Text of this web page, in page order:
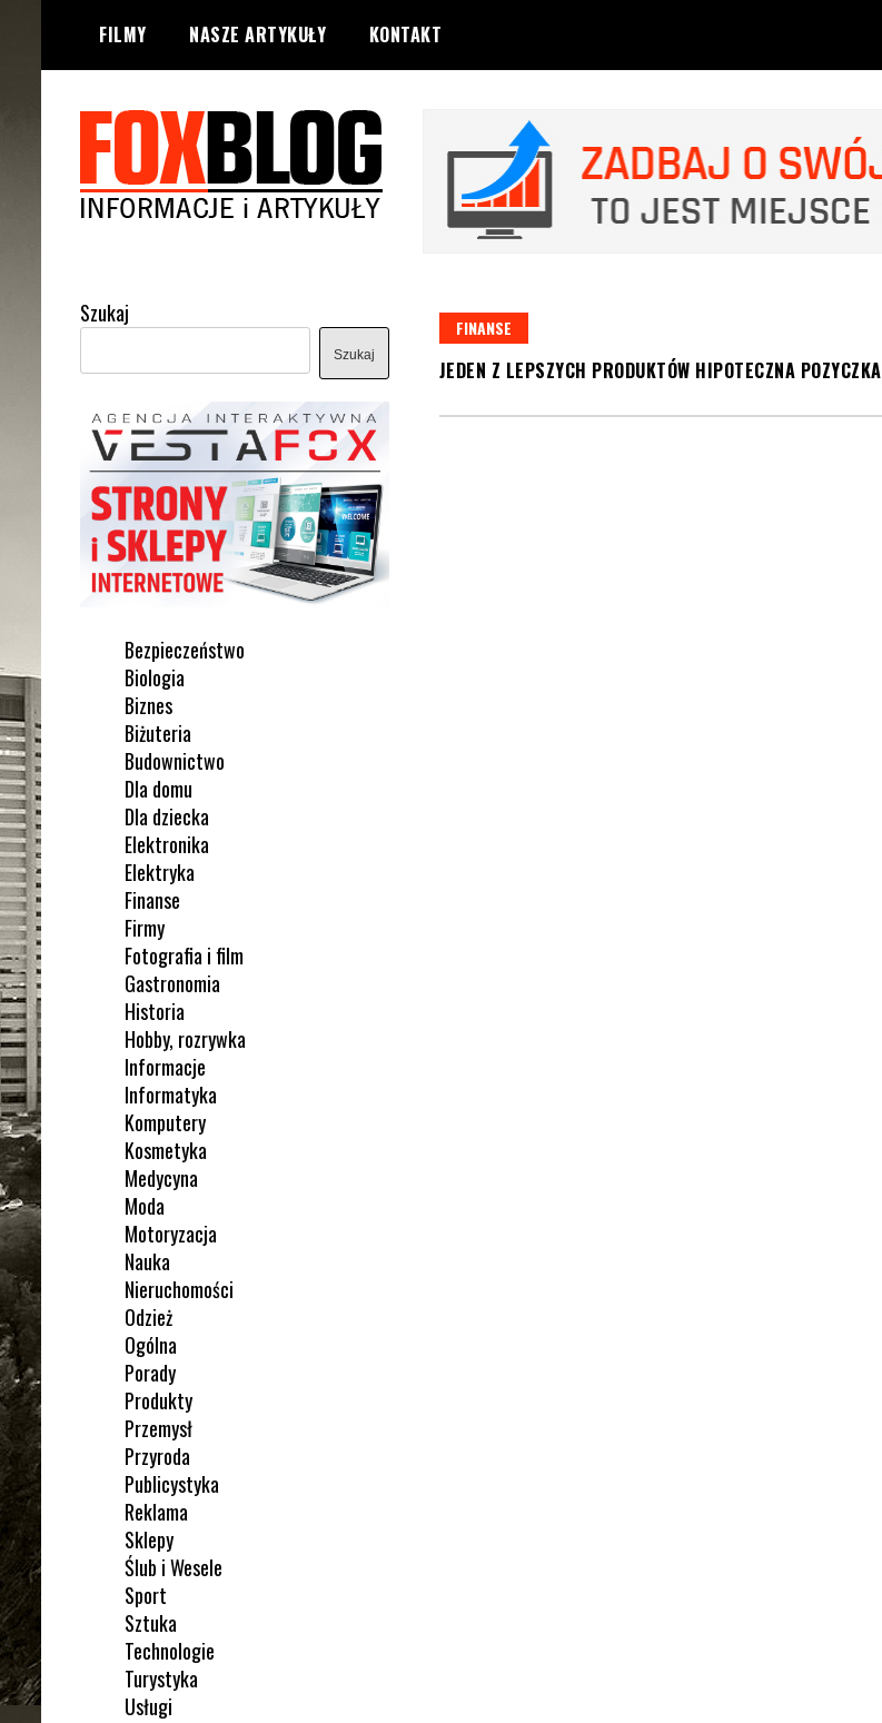
content
FILMY NASZE ARTYKUŁY KONTAKT
FINANSE
JEDEN Z LEPSZYCH PRODUKTÓW HIPOTECZNA POZYCZKA
Szukaj
Szukaj
Bezpieczeństwo
Biologia
Biznes
Biżuteria
Budownictwo
Dla domu
Dla dziecka
Elektronika
Elektryka
Finanse
Firmy
Fotografia i film
Gastronomia
Historia
Hobby, rozrywka
Informacje
Informatyka
Komputery
Kosmetyka
Medycyna
Moda
Motoryzacja
Nauka
Nieruchomości
Odzież
Ogólna
Porady
Produkty
Przemysł
Przyroda
Publicystyka
Reklama
Sklepy
Ślub i Wesele
Sport
Sztuka
Technologie
Turystyka
Usługi